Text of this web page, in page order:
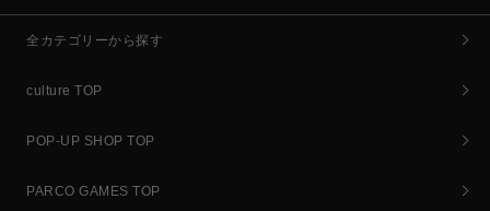
全カテゴリーから探す
culture TOP
POP-UP SHOP TOP
PARCO GAMES TOP